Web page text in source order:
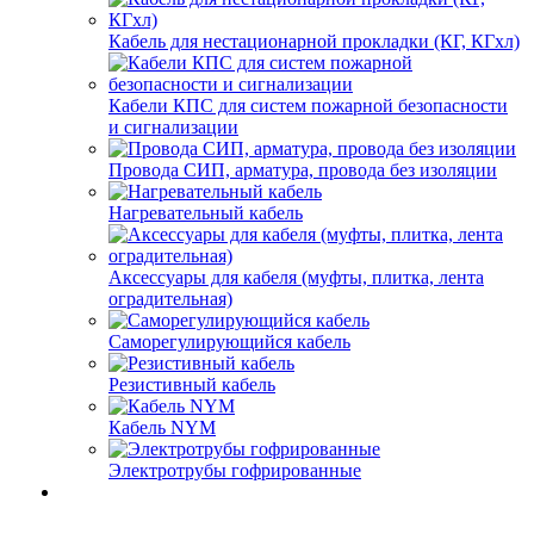
Кабель для нестационарной прокладки (КГ, КГхл)
Кабели КПС для систем пожарной безопасности
и сигнализации
Провода СИП, арматура, провода без изоляции
Нагревательный кабель
Аксессуары для кабеля (муфты, плитка, лента
оградительная)
Саморегулирующийся кабель
Резистивный кабель
Кабель NYM
Электротрубы гофрированные